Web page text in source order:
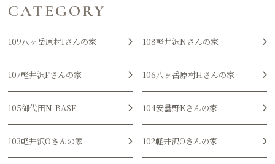
CATEGORY
109八ヶ岳原村Iさんの家 108軽井沢Nさんの家
107軽井沢Fさんの家 106八ヶ岳原村Hさんの家
105御代田N-BASE 104安曇野Kさんの家
103軽井沢Oさんの家 102軽井沢Oさんの家